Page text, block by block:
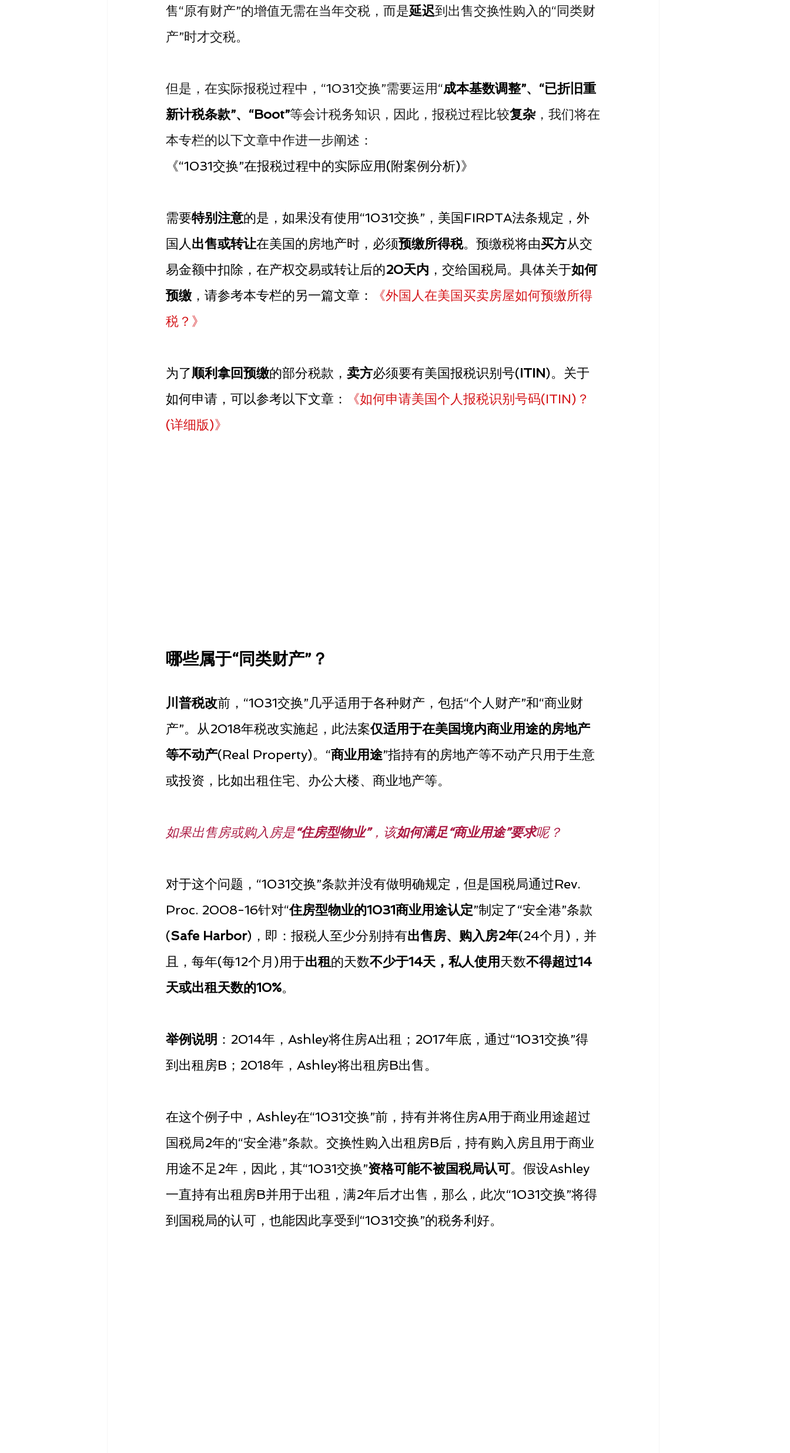
售“原有财产”的增值无需在当年交税，而是延迟到出售交换性购入的“同类财
产”时才交税。
但是，在实际报税过程中，“1031交换”需要运用“成本基数调整”、“已折旧重
新计税条款”、“Boot”等会计税务知识，因此，报税过程比较复杂 ，我们将在
本专栏的以下文章中作进一步阐述：
《“1031交换”在报税过程中的实际应用(附案例分析)》
需要特别注意的是，如果没有使用“1031交换”，美国FIRPTA法条规定，外
国人 出售或转让在美国的房地产时，必须预缴所得税。预缴税将由买方从交
易金额中扣除，在产权交易或转让后的20天内 ，交给国税局。具体关于如何
预缴，请参考本专栏的另一篇文章：
《外国人在美国买卖房屋如何预缴所得
税？》
为了顺利拿回预缴的部分税款， 卖方必须要有美国报税识别号(ITIN)。关于
如何申请，可以参考以下文章：
《如何申请美国个人报税识别号码(ITIN)？
(详细版)》
哪些属于“同类财产”？
川普税改前，“1031交换”几乎适用于各种财产，包括“个人财产”和“商业财
产”。从2018年税改实施起，此法案仅适用于在美国境内商业用途的房地产
等不动产(Real Property)。“商业用途”指持有的房地产等不动产只用于生意
或投资，比如出租住宅、办公大楼、商业地产等。
如果出售房或购入房是“住房型物业”，该如何满足“商业用途”要求呢？
对于这个问题，“1031交换”条款并没有做明确规定，但是国税局通过Rev.
Proc. 2008-16针对“住房型物业的1031商业用途认定”制定了“安全港”条款
(Safe Harbor)，即：报税人至少分别持有出售房、购入房2年(24个月)，并
且，每年(每12个月)用于出租的天数不少于14天，私人使用天数不得超过14
天或出租天数的10%。
举例说明 ：2014年，Ashley将住房A出租；2017年底，通过“1031交换”得
到出租房B；2018年，Ashley将出租房B出售。
在这个例子中，Ashley在“1031交换”前，持有并将住房A用于商业用途超过
国税局2年的“安全港”条款。交换性购入出租房B后，持有购入房且用于商业
用途不足2年，因此，其“1031交换”资格可能不被国税局认可。假设Ashley
一直持有出租房B并用于出租，满2年后才出售，那么，此次“1031交换”将得
到国税局的认可，也能因此享受到“1031交换”的税务利好。